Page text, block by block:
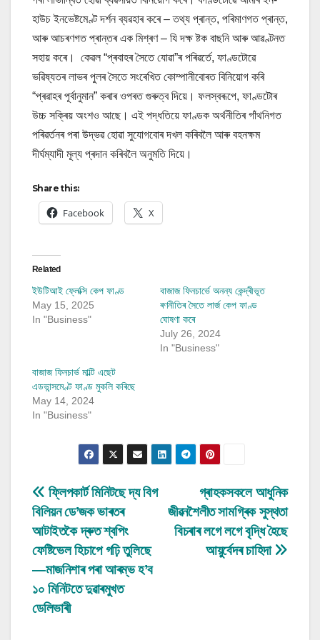
হাউচ ইনভেষ্টমেণ্ট দৰ্শন ব্যৱহাৰ কৰে – তথ্য প্ৰান্ত, পৰিমাণগত প্ৰান্ত,
আৰু আচৰণগত প্ৰান্তৰ এক মিশ্ৰণ – যি দক্ষ ষ্টক বাছনি আৰু আৱণ্টনত
সহায় কৰে। কেৱল “প্ৰবাহৰ সৈতে যোৱা”ৰ পৰিৱৰ্তে, ফাণ্ডটোৱে
ভৱিষ্যতৰ লাভৰ পুলৰ সৈতে সংৰেখিত কোম্পানীবোৰত বিনিয়োগ কৰি
“প্ৰৱাহৰ পূৰ্বানুমান” কৰাৰ ওপৰত গুৰুত্ব দিয়ে। ফলস্বৰূপে, ফাণ্ডটোৰ
উচ্চ সক্ৰিয় অংশও আছে। এই পদ্ধতিয়ে ফাণ্ডক অৰ্থনীতিৰ গাঁথনিগত
পৰিৱৰ্তনৰ পৰা উদ্ভৱ হোৱা সুযোগবোৰ দখল কৰিবলৈ আৰু বহনক্ষম
দীৰ্ঘম্যাদী মূল্য প্ৰদান কৰিবলৈ অনুমতি দিয়ে।
Share this:
Facebook X
Related
ইউটিআই ফ্লেক্সি কেপ ফাণ্ড
May 15, 2025
In "Business"
বাজাজ ফিনচাৰ্ভে অনন্য কেন্দ্ৰীভূত
ৰণনীতিৰ সৈতে লাৰ্জ কেপ ফাণ্ড
ঘোষণা কৰে
July 26, 2024
In "Business"
বাজাজ ফিনচাৰ্ভ মাল্টি এছেট
এডভান্সমেণ্ট ফাণ্ড মুকলি কৰিছে
May 14, 2024
In "Business"
Post
navigation
গ্ৰাহকসকলে আধুনিক
জীৱনশৈলীত সামগ্ৰিক সুস্থতা
বিচৰাৰ লগে লগে বৃদ্ধি হৈছে
আয়ুৰ্বেদৰ চাহিদা
ফ্লিপকাৰ্ট মিনিটছে দ্য বিগ
বিলিয়ন ডে’জক ভাৰতৰ
আটাইতকৈ দ্ৰুত শ্বপিং
ফেষ্টিভেল হিচাপে গঢ়ি তুলিছে
—মাজনিশাৰ পৰা আৰম্ভ হ’ব
১০ মিনিটতে দুৱাৰমুখত
ডেলিভাৰী